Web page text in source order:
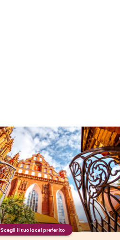
Scegli il tuo local preferito